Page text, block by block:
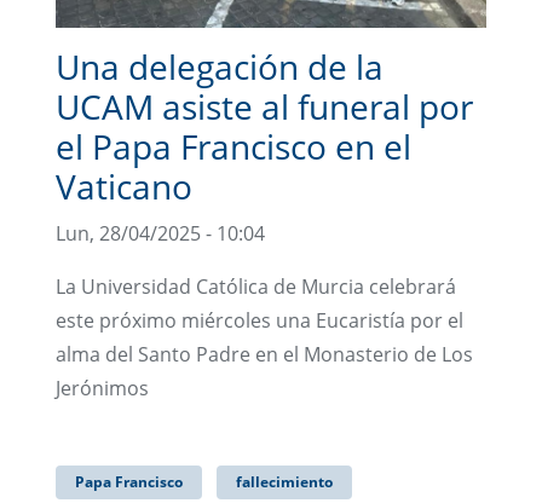
Una delegación de la
UCAM asiste al funeral por
el Papa Francisco en el
Vaticano
Lun, 28/04/2025 - 10:04
La Universidad Católica de Murcia celebrará
este próximo miércoles una Eucaristía por el
alma del Santo Padre en el Monasterio de Los
Jerónimos
Papa Francisco fallecimiento